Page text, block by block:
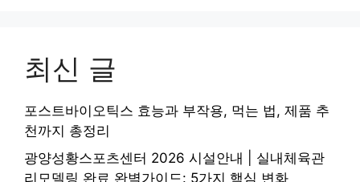
최신 글
포스트바이오틱스 효능과 부작용, 먹는 법, 제품 추
천까지 총정리
광양성황스포츠센터 2026 시설안내 | 실내체육관
리모델링 완료 완벽가이드: 5가지 핵심 변화